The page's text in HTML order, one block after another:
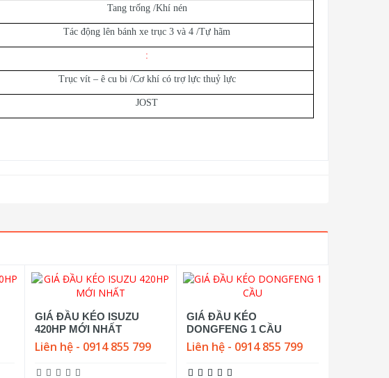
Tang trống /Khí nén
Tác động lên bánh xe trục 3 và 4 /Tự hãm
:
Trục vít – ê cu bi /Cơ khí có trợ lực thuỷ lực
JOST
GIÁ ĐẦU KÉO ISUZU
420HP MỚI NHẤT
Liên hệ - 0914 855 799
GIÁ ĐẦU KÉO
DONGFENG 1 CẦU
Liên hệ - 0914 855 799